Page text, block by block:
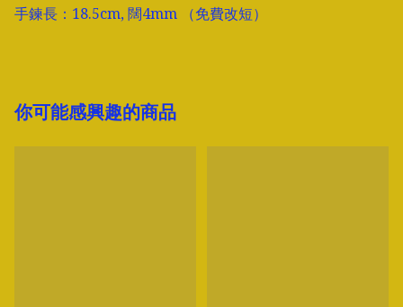
手鍊長：18.5cm, 闊4mm （免費改短）
你可能感興趣的商品